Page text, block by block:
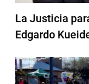
La Justicia
Edgardo